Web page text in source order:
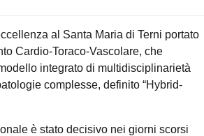
al Santa Maria di Terni portato
Cardio-Toraco-Vascolare, che
integrato di multidisciplinarietà
complesse, definito “Hybrid-
è stato decisivo nei giorni scorsi